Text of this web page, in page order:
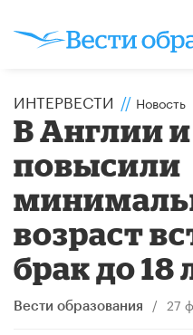
ИНТЕРВЕСТИ // Новость
В Англии
повысили
возраст
брак до 18
Вести образования / 27